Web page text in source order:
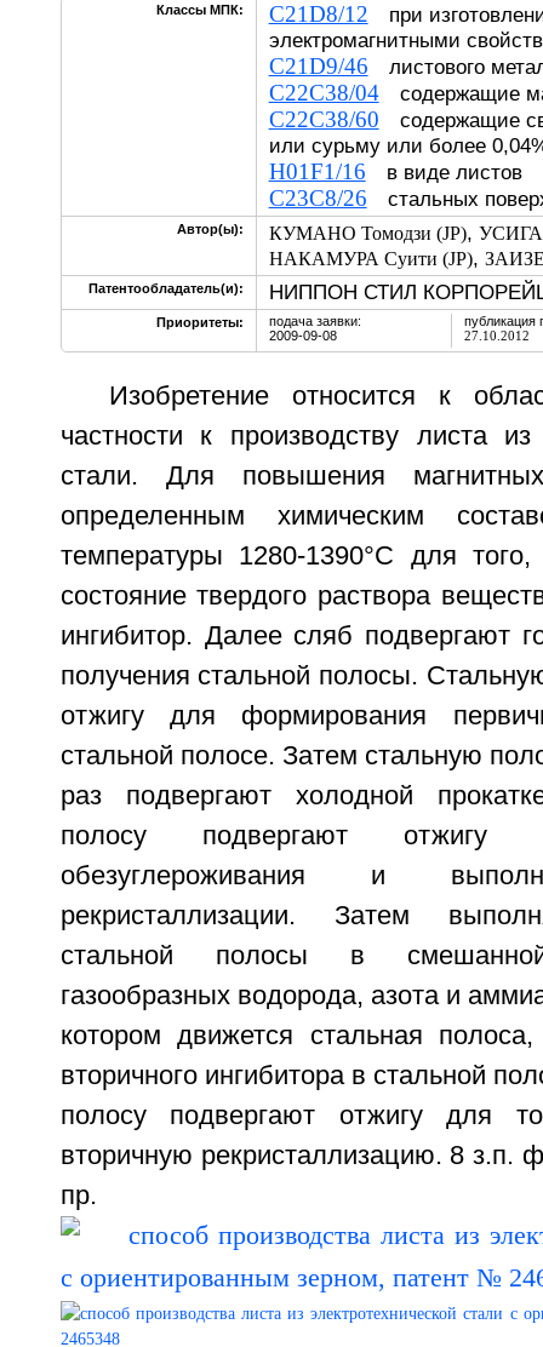
Классы МПК: C21D8/12 при
электромагнитными
C21D9/46 листового
C22C38/04содержащие
C22C38/60 содержащие
или сурьму или более
H01F1/16 в виде листов
C23C8/26 стальных
Автор(ы): КУМАНО Томодзи (JP),
НАКАМУРА Суити (JP),
Патентообладатель(и): НИППОН СТИЛ
Приоритеты:
подача заявки:
2009-09-08
публикация
27.10.2012
Изобретение относится к
частности к производству листа из
стали. Для повышения
определенным химическим
температуры 1280-1390°С для
состояние твердого раствора
ингибитор. Далее сляб подвергают
получения стальной полосы.
отжигу для формирования
стальной полосе. Затем стальную
раз подвергают холодной
полосу подвергают отжигу
обезуглероживания и
рекристаллизации. Затем
стальной полосы в
газообразных водорода, азота и
котором движется стальная
вторичного ингибитора в стальной
полосу подвергают отжигу для
вторичную рекристаллизацию. 8 з.п.
пр.